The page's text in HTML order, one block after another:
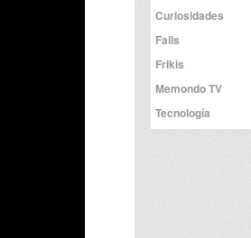
Curiosidades
Fails
Frikis
Memondo TV
Tecnología